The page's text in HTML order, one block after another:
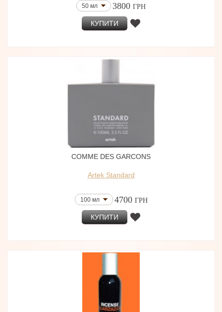
50 мл 3800 ГРН
КУПИТИ
COMME DES GARCONS
Artek Standard
100 мл 4700 ГРН
КУПИТИ